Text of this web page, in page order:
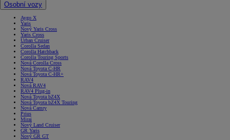
Osobní vozy
Aygo X
Yaris
Nový Yaris Cross
Yaris Cross
Urban Cruiser
Corolla Sedan
Corolla Hatchback
Corolla Touring Sports
Nová Corolla Cross
Nová Toyota C-HR
Nová Toyota C-HR+
RAV4
Nová RAV4
RAV4 Plug-in
Nová Toyota bZ4X
Nová Toyota bZ4X Touring
Nová Camry
Prius
Mirai
Nový Land Cruiser
GR Yaris
Nový GR GT